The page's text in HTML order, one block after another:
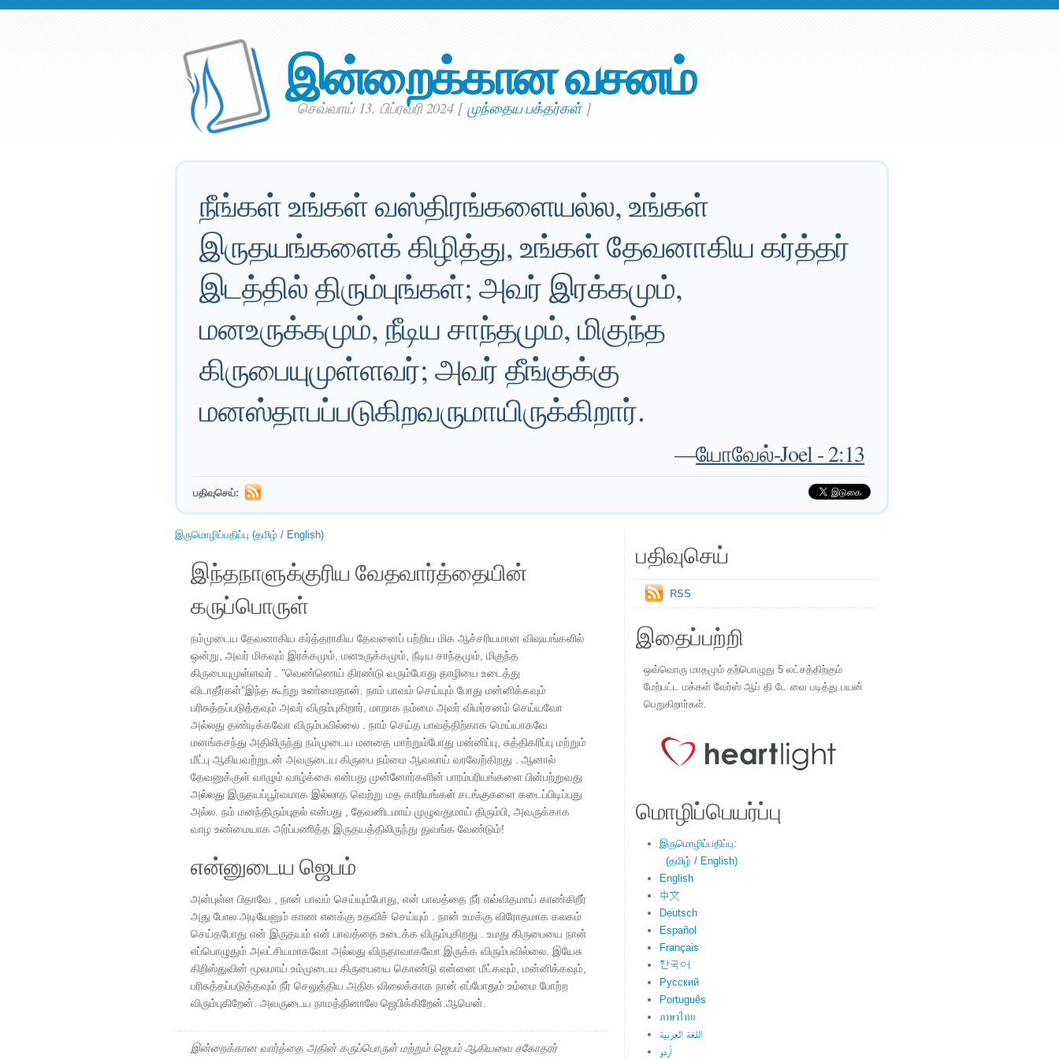
இன்றைக்கான வசனம்
செவ்வாய் 13. பிப்ரவரி 2024 [ முந்தைய பக்தர்கள்]
நீங்கள் உங்கள் வஸ்திரங்களையல்ல, உங்கள்
இருதயங்களைக் கிழித்து, உங்கள் தேவனாகிய கர்த்தர்
இடத்தில் திரும்புங்கள்; அவர் இரக்கமும்,
மனஉருக்கமும், நீடிய சாந்தமும், மிகுந்த
கிருபையுமுள்ளவர்; அவர் தீங்குக்கு
மனஸ்தாபப்படுகிறவருமாயிருக்கிறார்.
—யோவேல்-Joel - 2:13
பதிவுசெய்:
இருமொழிப்பதிப்பு (தமிழ் / English)
இந்தநாளுக்குரிய வேதவார்த்தையின்
கருப்பொருள்
நம்முடைய தேவனாகிய கர்த்தராகிய தேவனைப் பற்றிய மிக ஆச்சரியமான விஷயங்களில்
ஒன்று, அவர் மிகவும் இரக்கமும், மனஉருக்கமும், நீடிய சாந்தமும், மிகுந்த
கிருபையுமுள்ளவர் . ”வெண்ணெய் திரண்டு வரும்போது தாழியை உடைத்து
விடாதீர்கள்”இந்த கூற்று உண்மைதான். நாம் பாவம் செய்யும் போது மன்னிக்கவும்
பரிசுத்தப்படுத்தவும் அவர் விரும்புகிறார், மாறாக நம்மை அவர் விமர்சனம் செய்யவோ
அல்லது தண்டிக்கவோ விரும்பவில்லை . நாம் செய்த பாவத்திற்காக மெய்யாகவே
மனங்கசந்து அதிலிருந்து நம்முடைய மனதை மாற்றும்போது மன்னிப்பு, சுத்திகரிப்பு மற்றும்
மீட்பு ஆகியவற்றுடன் அவருடைய கிருபை நம்மை ஆவலாய் வரவேற்கிறது . ஆனால்
தேவனுக்குள் வாழும் வாழ்க்கை என்பது முன்னோர்களின் பாரம்பரியங்களை பின்பற்றுவது
அல்லது இருதயப்பூர்வமாக இல்லாத வெற்று மத காரியங்கள் சடங்குகளை கடைப்பிடிப்பது
அல்ல. நம் மனந்திரும்புதல் என்பது , தேவனிடமாய் முழுவதுமாய் திரும்பி, அவருக்காக
வாழ உண்மையாக அர்ப்பணித்த இருதயத்திலிருந்து துவங்க வேண்டும்!
என்னுடைய ஜெபம்
அன்புள்ள பிதாவே , நான் பாவம் செய்யும்போது, ​​என் பாவத்தை நீர் எவ்விதமாய் காண்கிறீர்
அது போல அடியேனும் காண எனக்கு உதவிச் செய்யும் . நான் உமக்கு விரோதமாக கலகம்
செய்தபோது என் இருதயம் என் பாவத்தை உடைக்க விரும்புகிறது . உமது கிருபையை நான்
எப்பொழுதும் அலட்சியமாகவோ அல்லது விருதாவாகவோ இருக்க விரும்பவில்லை. இயேசு
கிறிஸ்துவின் மூலமாய் உம்முடைய கிருபையை கொண்டு என்னை மீட்கவும், மன்னிக்கவும்,
பரிசுத்தப்படுத்தவும் நீர் செலுத்திய அதிக விலைக்காக நான் எப்போதும் உம்மை போற்ற
விரும்புகிறேன். அவருடைய நாமத்தினாலே ஜெபிக்கிறேன்.ஆமென்.
இன்றைக்கான வார்த்தை அதின் கருப்பொருள் மற்றும் ஜெபம் ஆகியவை சகோதரர்
பதிவுசெய்
RSS
இதைப்பற்றி
ஒவ்வொரு மாதமும் தற்பொழுது 5 லட்சத்திற்கும்
மேற்பட்ட மக்கள் வேர்ஸ் ஆப் தி டே வை படித்து பயன்
பெறுகிறார்கள்.
மொழிப்பெயர்ப்பு
இருமொழிப்பதிப்பு:
(தமிழ் / English)
English
中文
Deutsch
Español
Français
한국어
Русский
Português
ภาษาไทย
اللغة العربية
اُردو